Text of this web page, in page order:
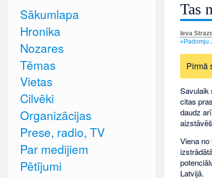
Tas
Ieva
«Padomju
Pirmā
Savulaik
citas
daudz
Viena
Latvijā.
Sākumlapa
Hronika
Nozares
Tēmas
Vietas
Cilvēki
Organizācijas
Prese, radio, TV
Par medijiem
Pētījumi